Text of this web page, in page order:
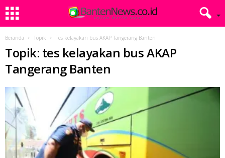
Beranda Topik Tes kelayakan bus AKAP Tangerang Banten
Topik: tes kelayakan bus AKAP
Tangerang Banten